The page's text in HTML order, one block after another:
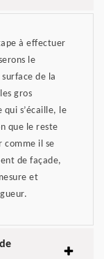
à effectuer
le
de la
gros
qui s’écaille, le
que le reste
comme il se
de façade,
et